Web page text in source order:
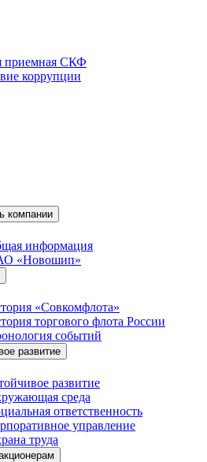
приемная СКФ
коррупции
компании
информация
«Новошип»
«Совкомфлота»
торгового флота России
событий
развитие
развитие
среда
ответственность
управление
труда